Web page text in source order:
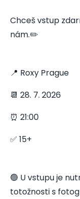
Chceš vstup
nám.✏️
📍 Roxy Prague
📆 28. 7. 2026
⏰ 21:00
✅ 15+
🟢 U vstupu je
totožnosti s